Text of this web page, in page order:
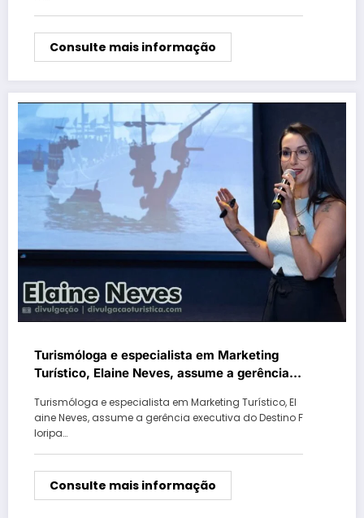
Consulte mais informação
Turismóloga e especialista em Marketing
Turístico, Elaine Neves, assume a gerência
Turismóloga e especialista em Marketing Turístico, El
aine Neves, assume a gerência executiva do Destino F
loripa…
Consulte mais informação